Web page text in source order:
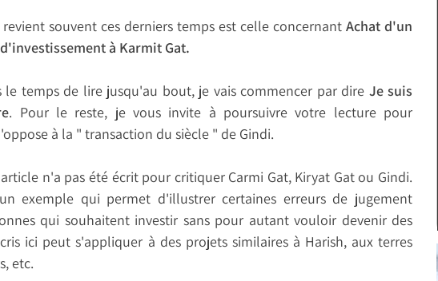
souvent ces derniers temps est celle concernant Achat d'un
à Karmit Gat.
temps de lire jusqu'au bout, je vais commencer par dire Je suis
. Pour le reste, je vous invite à poursuivre votre lecture pour
à la " transaction du siècle " de Gindi.
n'a pas été écrit pour critiquer Carmi Gat, Kiryat Gat ou Gindi.
exemple qui permet d'illustrer certaines erreurs de jugement
qui souhaitent investir sans pour autant vouloir devenir des
ici peut s'appliquer à des projets similaires à Harish, aux terres
etc.